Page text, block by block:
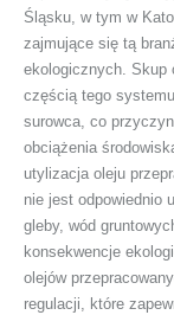
Śląsku, w tym w
zajmujące się tą
ekologicznych. Skup
częścią tego
surowca, co
obciążenia
utylizacja oleju
nie jest odpowiednio
gleby, wód
konsekwencje
olejów
regulacji, które